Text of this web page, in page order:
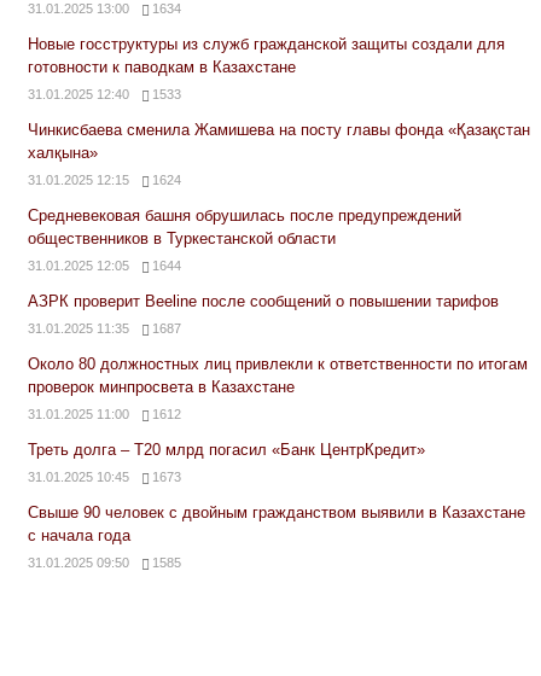
31.01.2025 13:00 1634
Новые госструктуры из служб гражданской защиты создали для
готовности к паводкам в Казахстане
31.01.2025 12:40 1533
Чинкисбаева сменила Жамишева на посту главы фонда «Қазақстан
халқына»
31.01.2025 12:15 1624
Средневековая башня обрушилась после предупреждений
общественников в Туркестанской области
31.01.2025 12:05 1644
АЗРК проверит Beeline после сообщений о повышении тарифов
31.01.2025 11:35 1687
Около 80 должностных лиц привлекли к ответственности по итогам
проверок минпросвета в Казахстане
31.01.2025 11:00 1612
Треть долга – Т20 млрд погасил «Банк ЦентрКредит»
31.01.2025 10:45 1673
Свыше 90 человек с двойным гражданством выявили в Казахстане
с начала года
31.01.2025 09:50 1585